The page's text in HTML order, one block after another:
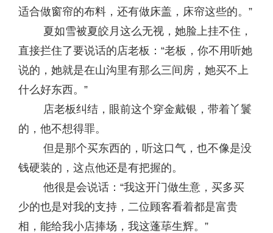
适合做窗帘的布料，还有做床盖，床帘这些的。”
夏如雪被夏皎月这么无视，她脸上挂不住，
直接拦住了要说话的店老板：“老板，你不用听她
说的，她就是在山沟里有那么三间房，她买不上
什么好东西。”
店老板纠结，眼前这个穿金戴银，带着丫鬟
的，他不想得罪。
但是那个买东西的，听这口气，也不像是没
钱硬装的，这点他还是有把握的。
他很是会说话：“我这开门做生意，买多买
少的也是对我的支持，二位顾客看着都是富贵
相，能给我小店捧场，我这蓬荜生辉。”